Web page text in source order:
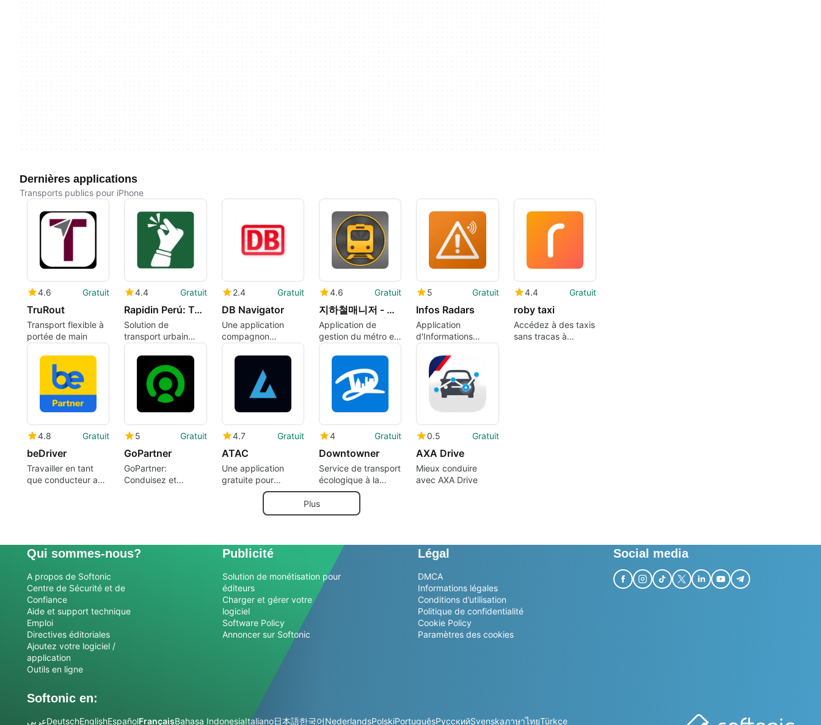
Dernières applications
Transports publics pour iPhone
4.6 Gratuit
TruRout
Transport flexible à
portée de main
4.4 Gratuit
Rapidin Perú: Taxi y Delivery
Solution de
transport urbain
complète
2.4 Gratuit
DB Navigator
Une application
compagnon
ferroviaire gratuite
et complète
4.6 Gratuit
지하철매니저 - 실시간도착정보
Application de
gestion du métro en
temps réel
5 Gratuit
Infos Radars
Application
d'Informations
Routières en
Belgique
4.4 Gratuit
roby taxi
Accédez à des taxis
sans tracas à
4.8 Gratuit
beDriver
Travailler en tant
que conducteur au
5 Gratuit
GoPartner
GoPartner:
Conduisez et
4.7 Gratuit
ATAC
Une application
gratuite pour
iPhone, par
Athletic Club.
4 Gratuit
Downtowner
Service de transport
écologique à la
demande
0.5 Gratuit
AXA Drive
Mieux conduire
avec AXA Drive
Plus
Qui sommes-nous?
A propos de Softonic
Centre de Sécurité et de
Confiance
Aide et support technique
Emploi
Directives éditoriales
Ajoutez votre logiciel /
application
Outils en ligne
Publicité
Solution de monétisation pour
éditeurs
Charger et gérer votre
logiciel
Software Policy
Annoncer sur Softonic
Légal
DMCA
Informations légales
Conditions d’utilisation
Politique de confidentialité
Cookie Policy
Paramètres des cookies
Social media
Softonic en:
عربيDeutschEnglishEspañolFrançaisBahasa IndonesiaItaliano日本語한국어NederlandsPolskiPortuguêsРусскийSvenskaภาษาไทยTürkçe